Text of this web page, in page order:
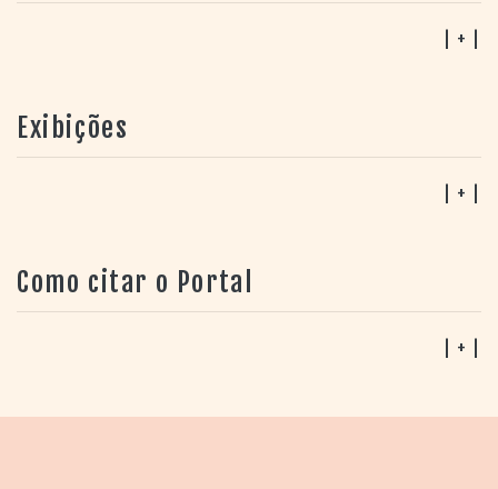
| + |
Exibições
| + |
Como citar o Portal
| + |